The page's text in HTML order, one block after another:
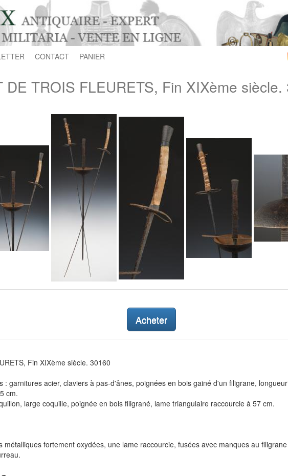
CONTACT PANIER
DE TROIS FLEURETS, Fin XIXème siècle.
Acheter
Fin XIXème siècle. 30160
: garnitures acier, claviers à pas-d'ânes, poignées en bois gainé d'un filigrane,
cm.
large coquille, poignée en bois filigrané, lame triangulaire raccourcie à 57 cm.
métalliques fortement oxydées, une lame raccourcie, fusées avec manques au